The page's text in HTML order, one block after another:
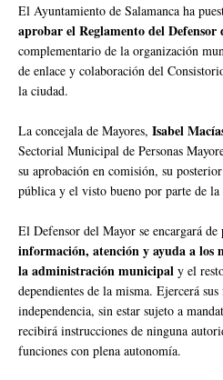
El Ayuntamiento de Salamanca ha
aprobar el Reglamento del Defensor
complementario de la organización
de enlace y colaboración del
la ciudad.
La concejala de Mayores, Isabel
Sectorial Municipal de Personas
su aprobación en comisión, su
pública y el visto bueno por parte de
El Defensor del Mayor se encargará de
información, atención y ayuda a los
la administración municipal y el
dependientes de la misma. Ejercerá
independencia, sin estar sujeto a
recibirá instrucciones de ninguna
funciones con plena autonomía.